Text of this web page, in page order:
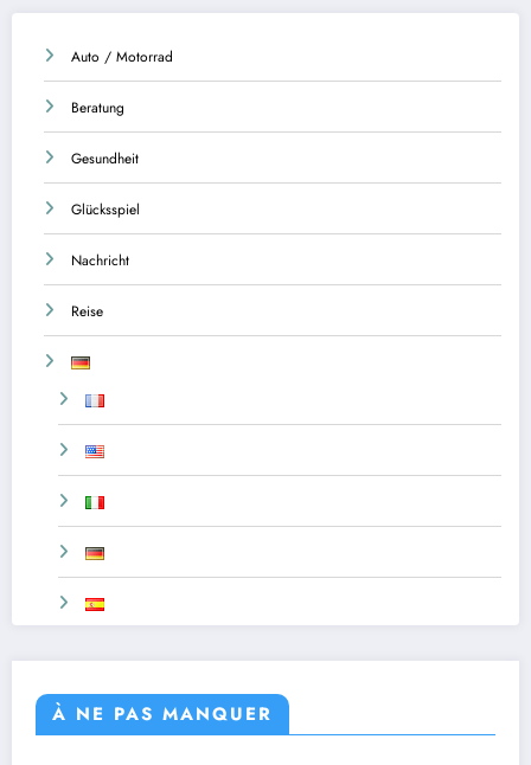
Auto / Motorrad
Beratung
Gesundheit
Glücksspiel
Nachricht
Reise
À NE PAS MANQUER